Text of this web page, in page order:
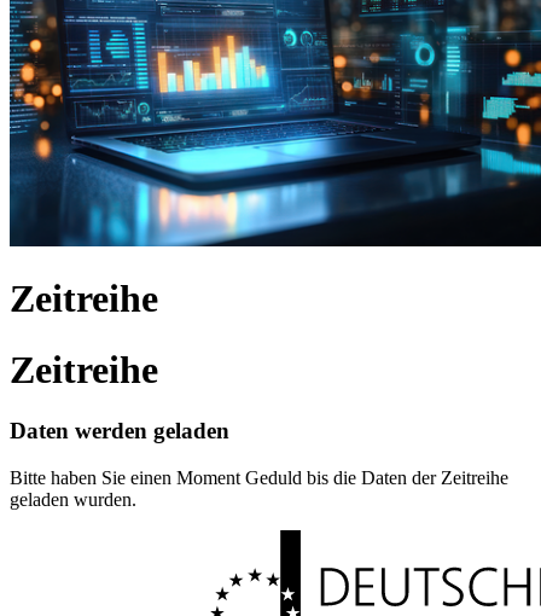
Zeitreihe
Zeitreihe
Daten werden geladen
Bitte haben Sie einen Moment Geduld bis die Daten der Zeitreihe
geladen wurden.